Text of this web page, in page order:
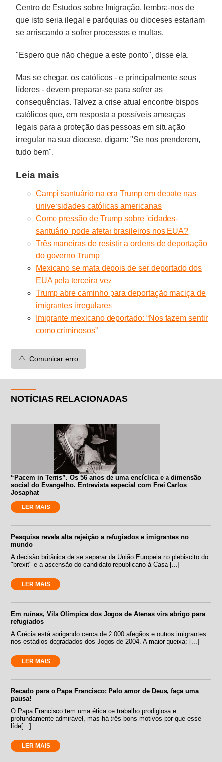
Centro de Estudos sobre Imigração, lembra-nos de
que isto seria ilegal e paróquias ou dioceses estariam
se arriscando a sofrer processos e multas.
"Espero que não chegue a este ponto", disse ela.
Mas se chegar, os católicos - e principalmente seus
líderes - devem preparar-se para sofrer as
consequências. Talvez a crise atual encontre bispos
católicos que, em resposta a possíveis ameaças
legais para a proteção das pessoas em situação
irregular na sua diocese, digam: "Se nos prenderem,
tudo bem".
Leia mais
Campi santuário na era Trump em debate nas
universidades católicas americanas
Como pressão de Trump sobre 'cidades-
santuário' pode afetar brasileiros nos EUA?
Três maneiras de resistir a ordens de deportação
do governo Trump
Mexicano se mata depois de ser deportado dos
EUA pela terceira vez
Trump abre caminho para deportação maciça de
imigrantes irregulares
Imigrante mexicano deportado: “Nos fazem sentir
como criminosos”
⚠️ Comunicar erro
NOTÍCIAS RELACIONADAS
“Pacem in Terris”. Os 56 anos de uma encíclica e a dimensão
social do Evangelho. Entrevista especial com Frei Carlos
Josaphat
LER MAIS
Pesquisa revela alta rejeição a refugiados e imigrantes no
mundo
A decisão britânica de se separar da União Europeia no plebiscito do
"brexit" e a ascensão do candidato republicano à Casa [...]
LER MAIS
Em ruínas, Vila Olímpica dos Jogos de Atenas vira abrigo para
refugiados
A Grécia está abrigando cerca de 2.000 afegãos e outros imigrantes
nos estádios degradados dos Jogos de 2004. A maior queixa: [...]
LER MAIS
Recado para o Papa Francisco: Pelo amor de Deus, faça uma
pausa!
O Papa Francisco tem uma ética de trabalho prodigiosa e
profundamente admirável, mas há três bons motivos por que esse
líde[...]
LER MAIS